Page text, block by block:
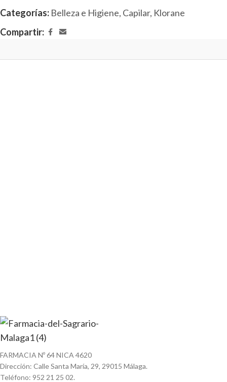
Categorías: Belleza e Higiene, Capilar, Klorane
Compartir:
FARMACIA Nº 64 NICA 4620
Dirección: Calle Santa María, 29, 29015 Málaga.
Teléfono: 952 21 25 02.